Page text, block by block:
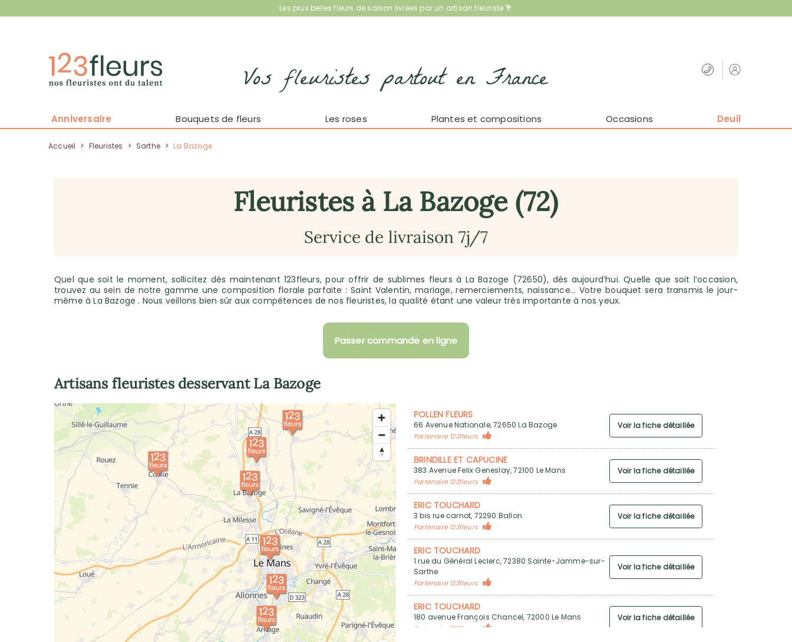
Les plus belles fleurs de saison livrées par un artisan fleuriste 💐
Vos fleuristes partout en France
Anniversaire Bouquets de fleurs Les roses Plantes et compositions Occasions Deuil
Accueil > Fleuristes > Sarthe > La Bazoge
Fleuristes à La Bazoge (72)
Service de livraison 7j/7
Quel que soit le moment, sollicitez dès maintenant 123fleurs, pour offrir de sublimes fleurs à La Bazoge (72650), dès aujourd’hui. Quelle que soit l’occasion,
trouvez au sein de notre gamme une composition florale parfaite : Saint Valentin, mariage, remerciements, naissance… Votre bouquet sera transmis le jour-
même à La Bazoge . Nous veillons bien sûr aux compétences de nos fleuristes, la qualité étant une valeur très importante à nos yeux.
Passer commande en ligne
Artisans fleuristes desservantLa Bazoge
POLLEN FLEURS
66 Avenue Nationale, 72650 La Bazoge
Partenaire 123fleurs
Voir la fiche détaillée
BRINDILLE ET CAPUCINE
383 Avenue Felix Geneslay, 72100 Le Mans
Partenaire 123fleurs
Voir la fiche détaillée
ERIC TOUCHARD
3 bis rue carnot, 72290 Ballon
Partenaire 123fleurs
Voir la fiche détaillée
ERIC TOUCHARD
1 rue du Général Leclerc, 72380 Sainte-Jamme-sur-
Sarthe
Partenaire 123fleurs
Voir la fiche détaillée
ERIC TOUCHARD
180 avenue François Chancel, 72000 Le Mans
Partenaire 123fleurs
Voir la fiche détaillée